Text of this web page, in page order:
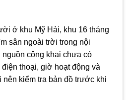
ở khu Mỹ Hải, khu 16 tháng
sân ngoài trời trong nội
công khai chưa có
thoại, giờ hoạt động và
kiểm tra bản đồ trước khi